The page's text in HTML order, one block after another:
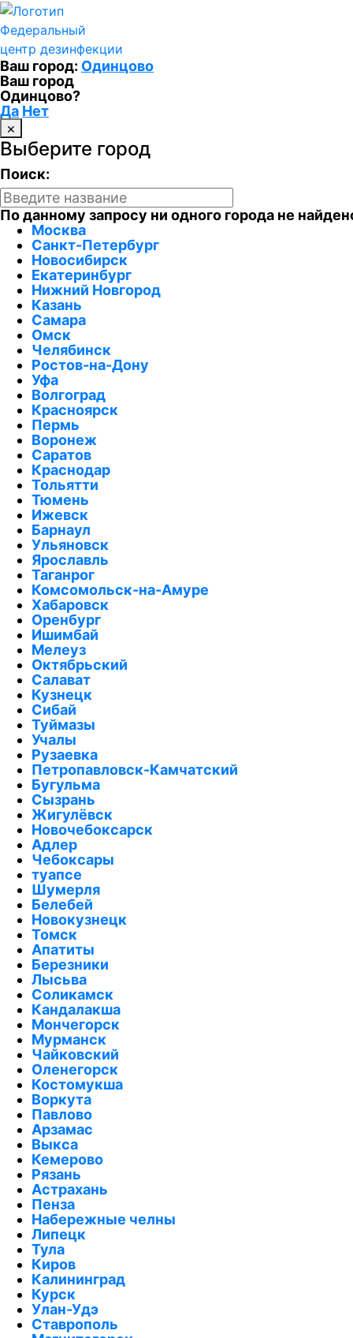
Федеральный
центр дезинфекции
Ваш город: Одинцово
Ваш город
Одинцово?
Да Нет
×
Выберите город
Поиск:
По данному запросу ни одного города не
Москва
Санкт-Петербург
Новосибирск
Екатеринбург
Нижний Новгород
Казань
Самара
Омск
Челябинск
Ростов-на-Дону
Уфа
Волгоград
Красноярск
Пермь
Воронеж
Саратов
Краснодар
Тольятти
Тюмень
Ижевск
Барнаул
Ульяновск
Ярославль
Таганрог
Комсомольск-на-Амуре
Хабаровск
Оренбург
Ишимбай
Мелеуз
Октябрьский
Салават
Кузнецк
Сибай
Туймазы
Учалы
Рузаевка
Петропавловск-Камчатский
Бугульма
Сызрань
Жигулёвск
Новочебоксарск
Адлер
Чебоксары
туапсе
Шумерля
Белебей
Новокузнецк
Томск
Апатиты
Березники
Лысьва
Соликамск
Кандалакша
Мончегорск
Мурманск
Чайковский
Оленегорск
Костомукша
Воркута
Павлово
Арзамас
Выкса
Кемерово
Рязань
Астрахань
Пенза
Набережные челны
Липецк
Тула
Киров
Калининград
Курск
Улан-Удэ
Ставрополь